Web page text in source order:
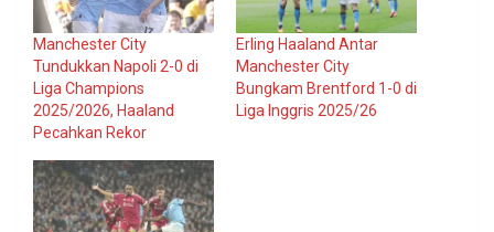
Manchester City
Tundukkan Napoli 2-0 di
Liga Champions
2025/2026, Haaland
Pecahkan Rekor
Erling Haaland Antar
Manchester City
Bungkam Brentford 1-0 di
Liga Inggris 2025/26